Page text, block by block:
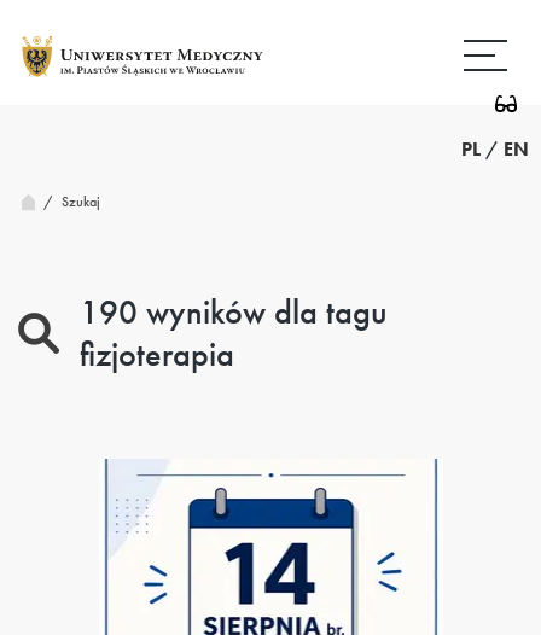
treści
strony
PL / EN
/ Szukaj
190 wyników dla tagu
fizjoterapia
Ostatnia